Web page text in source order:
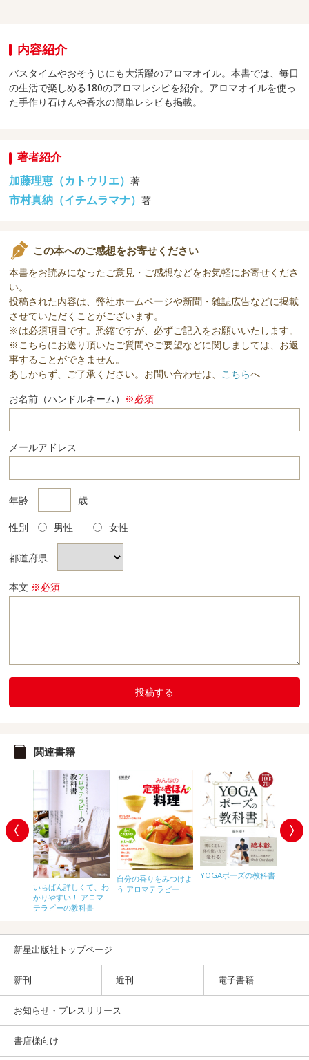
内容紹介
バスタイムやおそうじにも大活躍のアロマオイル。本書では、毎日
の生活で楽しめる180のアロマレシピを紹介。アロマオイルを使っ
た手作り石けんや香水の簡単レシピも掲載。
著者紹介
加藤理恵（カトウリエ）著
市村真納（イチムラマナ）著
この本へのご感想をお寄せください
本書をお読みになったご意見・ご感想などをお気軽にお寄せくださ
い。
投稿された内容は、弊社ホームページや新聞・雑誌広告などに掲載
させていただくことがございます。
※は必須項目です。恐縮ですが、必ずご記入をお願いいたします。
※こちらにお送り頂いたご質問やご要望などに関しましては、お返
事することができません。
あしからず、ご了承ください。お問い合わせは、 こちらへ
お名前（ハンドルネーム） ※必須
メールアドレス
年齢 歳
性別 男性 女性
都道府県
本文 ※必須
投稿する
関連書籍
いちばん詳しくて、わ
かりやすい！ アロマ
テラピーの教科書
自分の香りをみつけよ
う アロマテラピー
YOGAポーズの教科書
新星出版社トップページ
新刊 近刊 電子書籍
お知らせ・プレスリリース
書店様向け